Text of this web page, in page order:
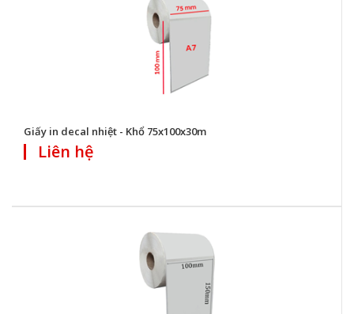
Giấy in decal nhiệt - Khổ 75x100x30m
Liên hệ